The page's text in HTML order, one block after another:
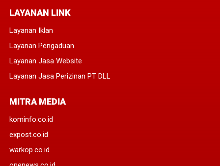
LAYANAN LINK
Layanan Iklan
Layanan Pengaduan
Layanan Jasa Website
Layanan Jasa Perizinan PT DLL
MITRA MEDIA
kominfo.co.id
expost.co.id
warkop.co.id